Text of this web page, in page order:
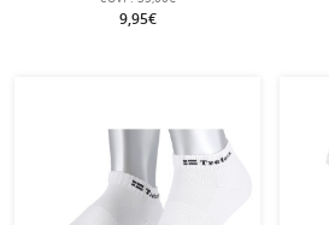
9,95€